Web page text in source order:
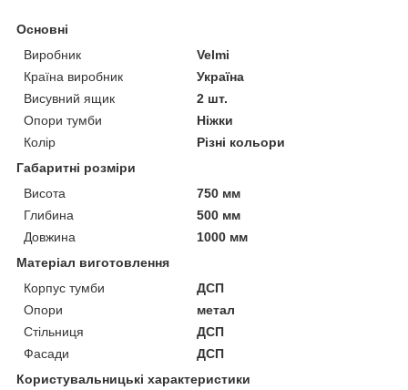
Основні
Виробник
Velmi
Країна виробник
Україна
Висувний ящик
2 шт.
Опори тумби
Ніжки
Колір
Різні кольори
Габаритні розміри
Висота
750 мм
Глибина
500 мм
Довжина
1000 мм
Матеріал виготовлення
Корпус тумби
ДСП
Опори
метал
Стільниця
ДСП
Фасади
ДСП
Користувальницькі характеристики